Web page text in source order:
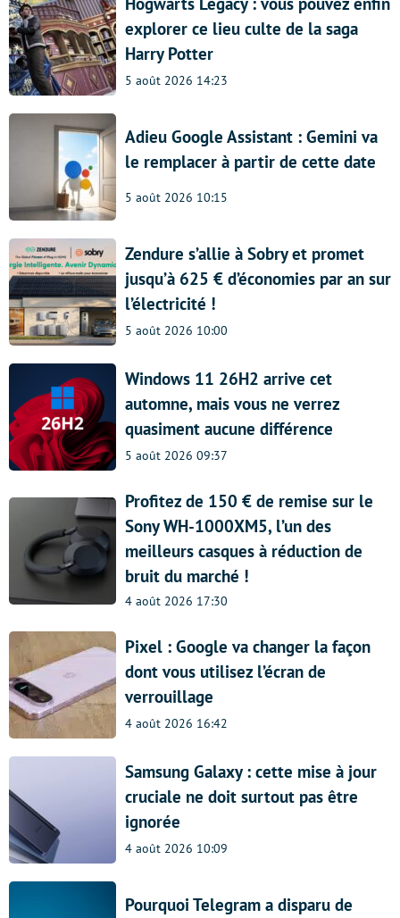
explorer ce lieu culte de la saga
Harry Potter
5 août 2026 14:23
Adieu Google Assistant : Gemini va
le remplacer à partir de cette date
5 août 2026 10:15
Zendure s’allie à Sobry et promet
jusqu’à 625 € d’économies par an sur
l’électricité !
5 août 2026 10:00
Windows 11 26H2 arrive cet
automne, mais vous ne verrez
quasiment aucune différence
5 août 2026 09:37
Profitez de 150 € de remise sur le
Sony WH-1000XM5, l’un des
meilleurs casques à réduction de
bruit du marché !
4 août 2026 17:30
Pixel : Google va changer la façon
dont vous utilisez l’écran de
verrouillage
4 août 2026 16:42
Samsung Galaxy : cette mise à jour
cruciale ne doit surtout pas être
ignorée
4 août 2026 10:09
Pourquoi Telegram a disparu de